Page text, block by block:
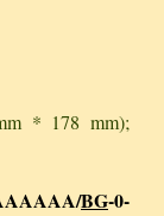
* 178 mm);
BG-0-